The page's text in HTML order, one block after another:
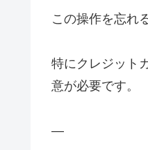
この操作を忘れ
特にクレジット
意が必要です。
—